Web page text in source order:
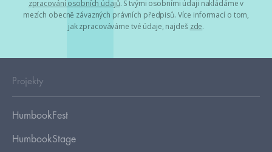
zpracování osobních údajů. S tvými osobními údaji nakládáme v
mezích obecně závazných právních předpisů. Více informací o tom,
jak zpracováváme tvé údaje, najdeš zde.
Projekty
HumbookFest
HumbookStage